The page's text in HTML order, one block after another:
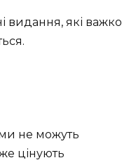
видання, які важко
не можуть
цінують